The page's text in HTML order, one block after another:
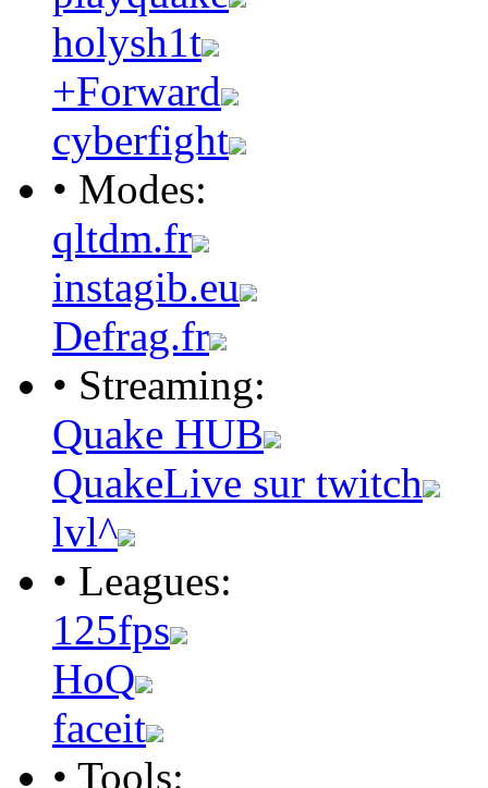
holysh1t
+Forward
cyberfight
• Modes:
qltdm.fr
instagib.eu
Defrag.fr
• Streaming:
Quake HUB
QuakeLive sur twitch
lvl^
• Leagues:
125fps
HoQ
faceit
• Tools: